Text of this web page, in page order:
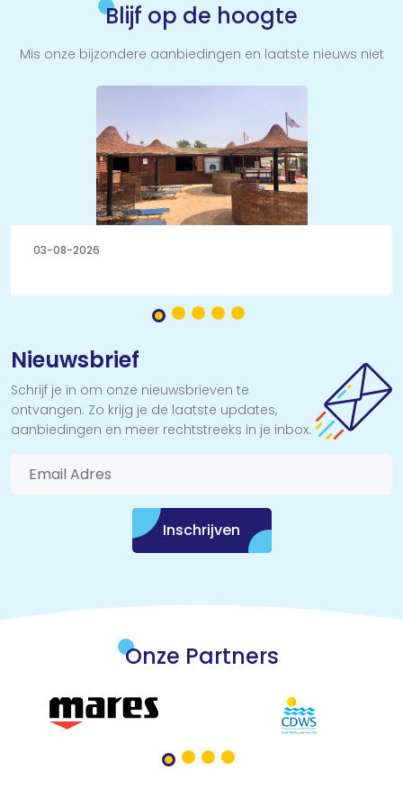
Blijf op de hoogte
Mis onze bijzondere aanbiedingen en laatste nieuws niet
31-07-2026
Nieuwsbrief
Schrijf je in om onze nieuwsbrieven te
ontvangen. Zo krijg je de laatste updates,
aanbiedingen en meer rechtstreeks in je inbox.
Inschrijven
Onze Partners